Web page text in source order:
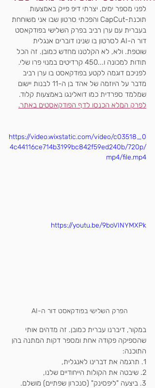
לפני מספר ימים, יצרתי דיפ פייק באמצעות
תוכנת-CapCut והפכתי סרטון שבו אני משוחחת
בעברית עם ערן רביב בפרק השלישי בפודקאסט
דור ה-AI לסרטון בו שנינו דוברים אנגלית
שוטפת. ולא, לא הקלטנו מחדש כמובן. זה הכל
תודות למכונה ו...450 קרדיטים במנוי פרו שלי.
לפניכם דוגמה לקטע בפודקאסט בו ערן רביב
מדבר על היוזמה של אהד בן ה-11 לבנות יישום
שמלמד ספרדית כמו דואלינגו באמצעות קלוד.
לפרק המלא הכנסו לדף הפודקאסטים באתר.
https://video.wixstatic.com/video/c03518_0
4c44116ce714b3199bc842f59ed240b/720p/
mp4/file.mp4
https://youtu.be/9boVINYMXPk
הפרק השלישי בפודקאסט דור ה-AI
במקור, דיברנו עברית כמובן. זה מדהים אותי
שהספיקה פקודה אחת ומספר דקות המתנה בהן
התוכנה:
1. תרגמה את דברינו לאנגלית,
2. שיבטה את הקולות הייחודיים שלנו,
3. ביצעה "ליפסינק" (סנכרון שפתיים) מושלם.